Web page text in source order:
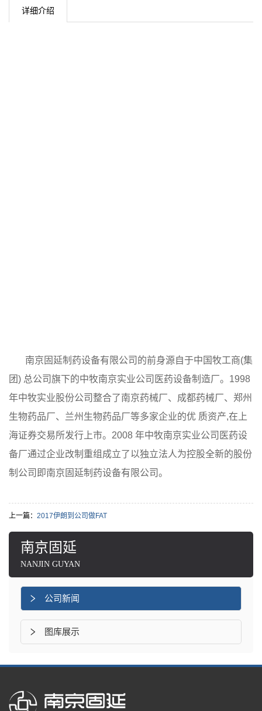
南京固延
NANJIN GUYAN
公司新闻
图库展示
详细介绍
南京固延制药设备有限公司的前身源自于中国牧工商(集
团) 总公司旗下的中牧南京实业公司医药设备制造厂。1998
年中牧实业股份公司整合了南京药械厂、成都药械厂、郑州
生物药品厂、兰州生物药品厂等多家企业的优 质资产,在上
海证券交易所发行上市。2008 年中牧南京实业公司医药设
备厂通过企业改制重组成立了以独立法人为控股全新的股份
制公司即南京固延制药设备有限公司。
上一篇： 2017伊朗到公司做FAT